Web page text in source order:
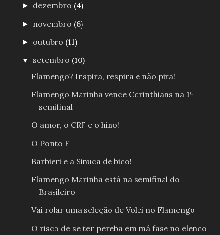
► dezembro (4)
► novembro (6)
► outubro (11)
▼ setembro (10)
Flamengo? Inspira, respira e não pira!
Flamengo Marinha vence Corinthians na 1ª
semifinal
O amor, o CRF e o hino!
O Ponto F
Barbieri e a Sinuca de bico!
Flamengo Marinha está na semifinal do
Brasileiro
Vai rolar uma seleção de Volei no Flamengo
O risco de se ter pereba em má fase no elenco